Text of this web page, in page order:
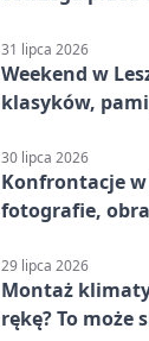
31 lipca 2026
Weekend w
klasyków,
30 lipca 2026
Konfrontacje w
fotografie,
29 lipca 2026
Montaż
rękę? To może